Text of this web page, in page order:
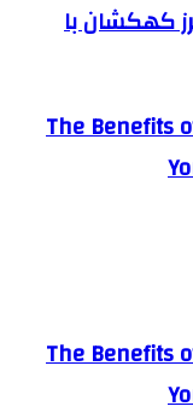
کهکشان با
The Benefits
The Benefits